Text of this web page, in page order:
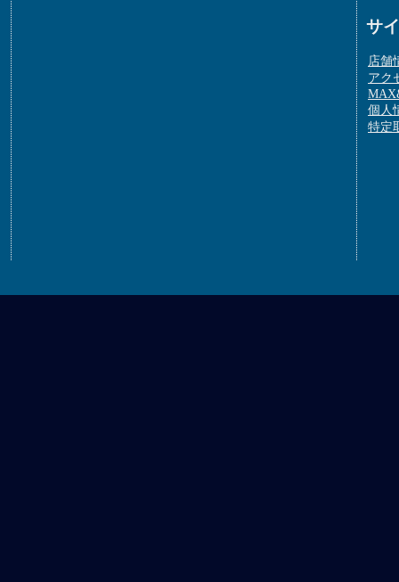
サ
店舗
アク
個人
特定